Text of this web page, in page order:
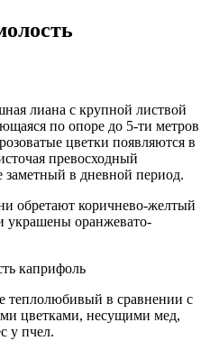
лиана с крупной листвой
по опоре до 5-ти метров
цветки появляются в
превосходный
в дневной период.
обретают коричнево-желтый
украшены оранжевато-
теплолюбивый в сравнении с
цветками, несущими мед,
у пчел.